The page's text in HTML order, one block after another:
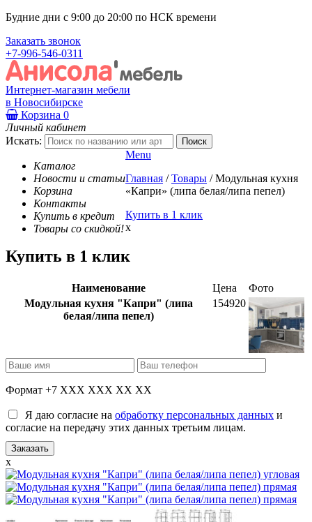
Будние дни с 9:00 до 20:00 по НСК времени
Заказать звонок
+7-996-546-0311
Интернет-магазин мебели
в Новосибирске
Корзина 0
Личный кабинет
Искать:
Каталог
Новости и статьи
Корзина
Контакты
Купить в кредит
Товары со скидкой!
Menu
Главная / Товары / Модульная кухня
«Капри» (липа белая/липа пепел)
Купить в 1 клик
x
Купить в 1 клик
Наименование Цена
Фото
Модульная кухня "Капри" (липа
белая/липа пепел)
154920
Формат +7 XXX XXX XX XX
Я даю согласие на обработку персональных данных и
согласие на передачу этих данных третьим лицам.
x